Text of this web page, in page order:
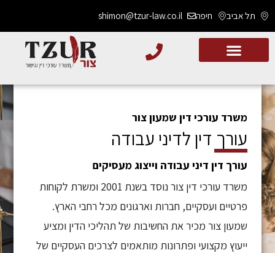
תל אביב חיפה shimon@tzur-law.co.il
משרד עורכי דין שמעון צור
עורך דין לדיני עבודה
עורך דין דיני עבודה וייצוג מעסיקים
משרד עורכי דין צור נוסד בשנת 2001 ומשרת לקוחות
פרטיים ועסקיים, חברות וארגונים מכל רחבי הארץ.
שמעון צור מכיר את החשיבות של תהליכי הדין ומציע
ייעוץ מקצועי ופתרונות מותאמים לצרכים העסקיים של